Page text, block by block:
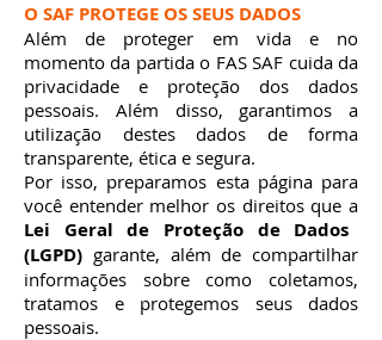
O SAF PROTEGE OS SEUS DADOS
Além de proteger em vida e no
momento da partida o FAS SAF cuida da
privacidade e proteção dos dados
pessoais. Além disso, garantimos a
utilização destes dados de forma
transparente, ética e segura.
Por isso, preparamos esta página para
você entender melhor os direitos que a
Lei Geral de Proteção de Dados
(LGPD) garante, além de compartilhar
informações sobre como coletamos,
tratamos e protegemos seus dados
pessoais.